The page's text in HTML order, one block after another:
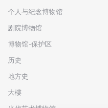
个人与纪念博物馆
剧院博物馆
博物馆-保护区
历史
地方史
大樓